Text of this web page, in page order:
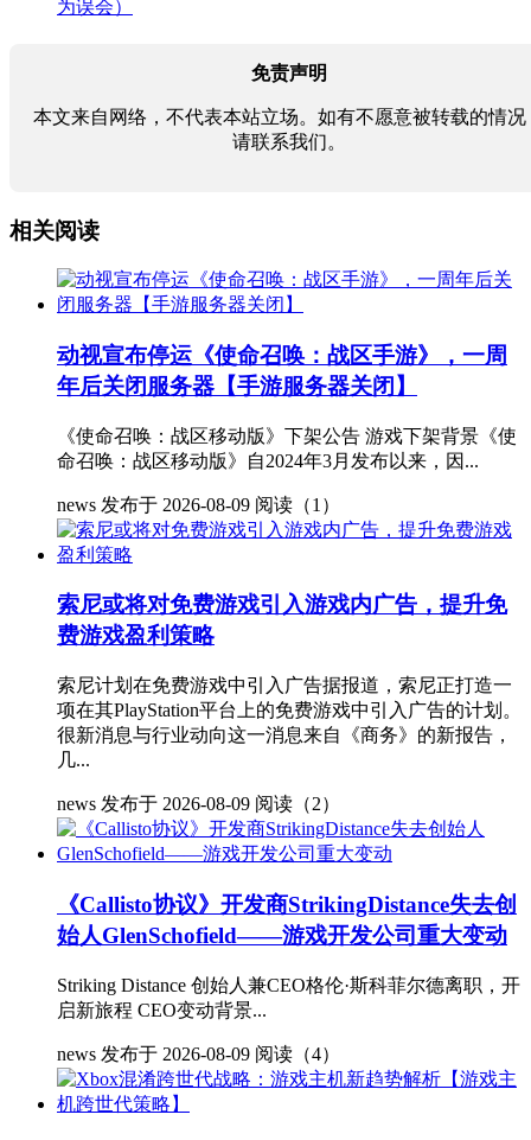
为误会）
免责声明
本文来自网络，不代表本站立场。如有不愿意被转载的情况
请联系我们。
相关阅读
动视宣布停运《使命召唤：战区手游》，一周
年后关闭服务器【手游服务器关闭】
《使命召唤：战区移动版》下架公告 游戏下架背景《使
命召唤：战区移动版》自2024年3月发布以来，因...
news 发布于 2026-08-09 阅读（1）
索尼或将对免费游戏引入游戏内广告，提升免
费游戏盈利策略
索尼计划在免费游戏中引入广告据报道，索尼正打造一
项在其PlayStation平台上的免费游戏中引入广告的计划。
很新消息与行业动向这一消息来自《商务》的新报告，
几...
news 发布于 2026-08-09 阅读（2）
《Callisto协议》开发商StrikingDistance失去创
始人GlenSchofield——游戏开发公司重大变动
Striking Distance 创始人兼CEO格伦·斯科菲尔德离职，开
启新旅程 CEO变动背景...
news 发布于 2026-08-09 阅读（4）